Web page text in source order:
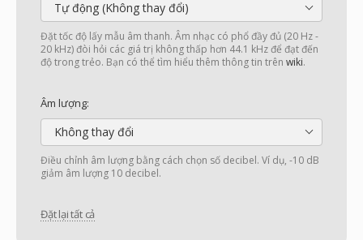
Tự động (Không thay đổi)
Đặt tốc độ lấy mẫu âm thanh. Âm nhạc có phổ đầy đủ (20 Hz -
20 kHz) đòi hỏi các giá trị không thấp hơn 44.1 kHz để đạt đến
độ trong trẻo. Bạn có thể tìm hiểu thêm thông tin trên wiki.
Âm lượng:
Không thay đổi
Điều chỉnh âm lượng bằng cách chọn số decibel. Ví dụ, -10 dB
giảm âm lượng 10 decibel.
Đặt lại tất cả